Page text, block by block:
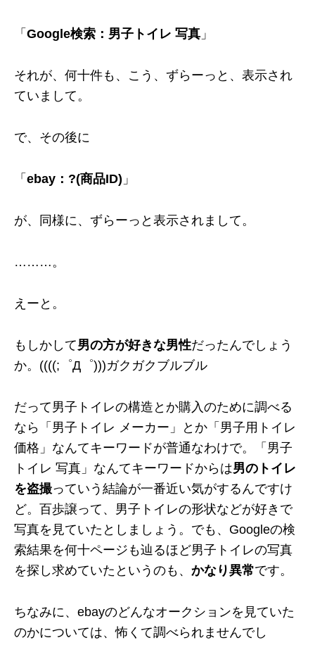
「 Google検索：男子トイレ 写真 」
それが、何十件も、こう、ずらーっと、表示され
ていまして。
で、その後に
「 ebay：?(商品ID) 」
が、同様に、ずらーっと表示されまして。
………。
えーと。
もしかして男の方が好きな男性だったんでしょう
か。((((;゜Д゜)))ガクガクブルブル
だって男子トイレの構造とか購入のために調べる
なら「男子トイレ メーカー」とか「男子用トイレ
価格」なんてキーワードが普通なわけで。「男子
トイレ 写真」なんてキーワードからは男のトイレ
を盗撮っていう結論が一番近い気がするんですけ
ど。百歩譲って、男子トイレの形状などが好きで
写真を見ていたとしましょう。でも、Googleの検
索結果を何十ページも辿るほど男子トイレの写真
を探し求めていたというのも、 かなり異常です。
ちなみに、ebayのどんなオークションを見ていた
のかについては、怖くて調べられませんでし